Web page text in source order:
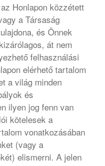
Honlapon közzétett
a Társaság
és Önnek
át nem
felhasználási
elérhető tartalom
a világ minden
és
ilyen jog fenn van
kötelesek a
vonatkozásában
(vagy a
elismerni. A jelen